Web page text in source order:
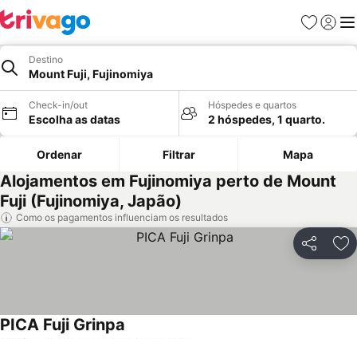
Favoritos
Iniciar
Destino
Mount Fuji, Fujinomiya
Check-in/out
Escolha as datas
Hóspedes e quartos
2 hóspedes, 1 quarto.
Ordenar Filtrar Mapa
Alojamentos em Fujinomiya perto de Mount
Fuji (Fujinomiya, Japão)
Como os pagamentos influenciam os resultados
Partilhar
PICA Fuji Grinpa